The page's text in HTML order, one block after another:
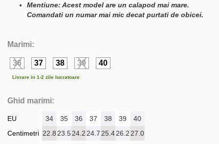
Mentiune: Acest model are un calapod mai mare.
Comandati un numar mai mic decat purtati de obicei.
Marimi:
36 37 38 39 40
Livrare in 1-2 zile lucratoare
Ghid marimi:
EU
Centimetri
34 35 36 37 38 39
40
22.8 23.524.2 24.7 25.426.2 27.0